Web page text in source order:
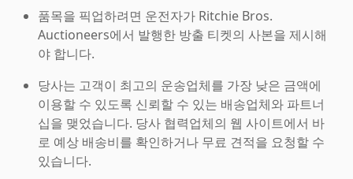
품목을 픽업하려면 운전자가 Ritchie Bros.
Auctioneers에서 발행한 방출 티켓의 사본을 제시해
야 합니다.
당사는 고객이 최고의 운송업체를 가장 낮은 금액에
이용할 수 있도록 신뢰할 수 있는 배송업체와 파트너
십을 맺었습니다. 당사 협력업체의 웹 사이트에서 바
로 예상 배송비를 확인하거나 무료 견적을 요청할 수
있습니다.